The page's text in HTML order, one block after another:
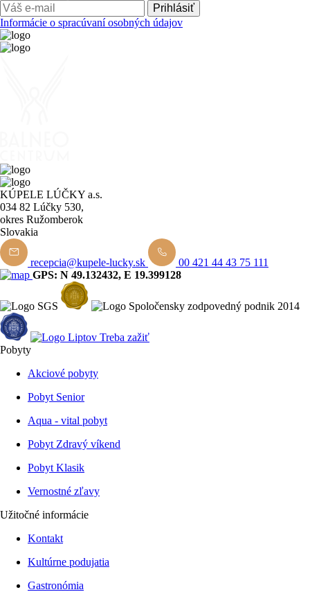
Prihlásiť
Informácie o spracúvaní osobných údajov
KÚPELE LÚČKY a.s.
034 82 Lúčky 530,
okres Ružomberok
Slovakia
recepcia@kupele-lucky.sk
00 421 44 43 75 111
GPS: N 49.132432, E 19.399128
Pobyty
Akciové pobyty
Pobyt Senior
Aqua - vital pobyt
Pobyt Zdravý víkend
Pobyt Klasik
Vernostné zľavy
Užitočné informácie
Kontakt
Kultúrne podujatia
Gastronómia